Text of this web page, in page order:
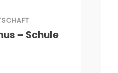
– Schule